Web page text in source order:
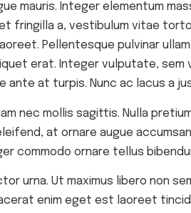
mauris. Integer elementum
fringilla a, vestibulum vitae
Pellentesque pulvinar
erat. Integer vulputate,
ante at turpis. Nunc ac lacus a
nec mollis sagittis. Nulla
at ornare augue
commodo ornare tellus
urna. Ut maximus libero non
enim eget est laoreet